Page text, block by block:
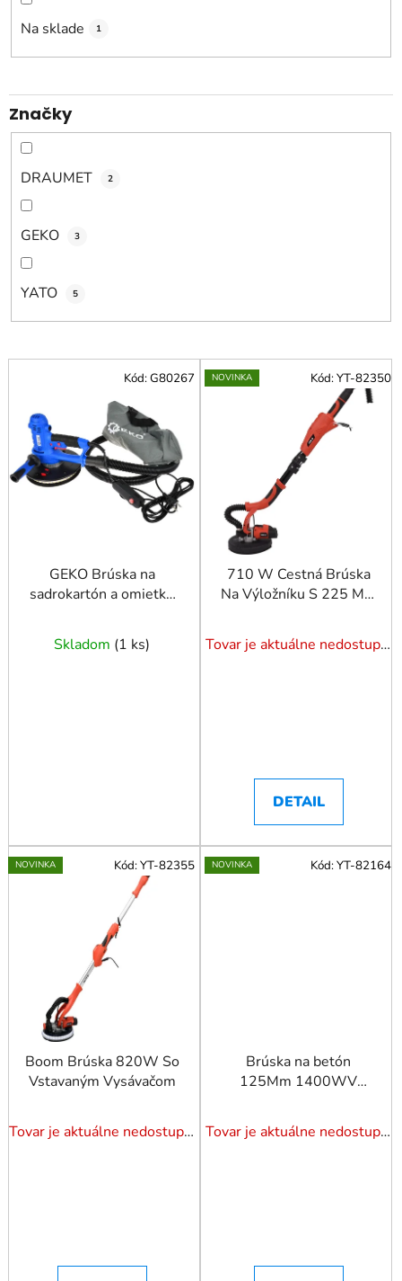
o
d
k
t
o
Na sklade 1
Značky
DRAUMET 2
GEKO 3
YATO 5
V
s
p
GEKO Brúska na
sadrokartón a omietku
LED
Skladom (1 ks)
Kód:G80267 NOVINKA
710 W Cestná Brúska
Na Výložníku S 225 Mm
Tovar je aktuálne nedostupný. Dotazuj dostupnosť.
DETAIL
Kód:YT-82350
NOVINKA
Boom Brúska 820W So
Vstavaným Vysávačom
Tovar je aktuálne nedostupný. Dotazuj dostupnosť.
Kód:YT-82355 NOVINKA
Brúska na betón
125Mm 1400WV
Tovar je aktuálne nedostupný. Dotazuj dostupnosť.
Kód:YT-82164